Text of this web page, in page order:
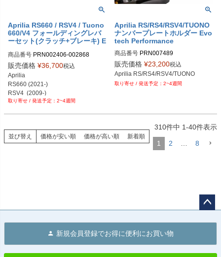
PRN002407-002409-97
PRN002407-002409-99
PRN002407-002409-100
PRN002407-002409-101
PRN002407-002409-102
PRN002407-002409-103
PRN002407-002409-104
PRN002407-002409-105
PRN002407-002409-106
PRN002407-002409-111
PRN002407-002409-112
PRN002407-002409-113
PRN002407-002409-118
PRN002407-002409-120
PRN002407-002409-121
PRN002407-002409-122
Aprilia RS660 / RSV4 / Tuono
660/V4 フォールディングレバ
ーセット(クラッチ+ブレーキ) E
商品番号 PRN002406-002868
PRN002406-002868-01
PRN002406-002868-02
PRN002406-002868-03
PRN002406-002868-04
PRN002406-002868-05
PRN002406-002868-07
PRN002406-002868-09
PRN002406-002868-10
販売価格 ¥36,700税込
Aprilia
RS660 (2021-)
RSV4  (2009-)
Tuono 660  (2021-) 2~4週間
Aprilia RS/RS4/RSV4/TUONO
ナンバープレートホルダー Evo
tech Performance
商品番号 PRN007489
PRN007489-01
PRN007489-02
PRN007489-03
PRN007489-07
PRN007489-08
PRN007489-09
PRN007489-10
PRN007489-11
販売価格 ¥23,200税込
Aprilia RS/RS4/RSV4/TUONO
2~4週間
並び替え 価格が安い順 価格が高い順 新着順
310件中 1-40件表示
1 2 8
へ
新規会員登録でお得に便利にお買い物